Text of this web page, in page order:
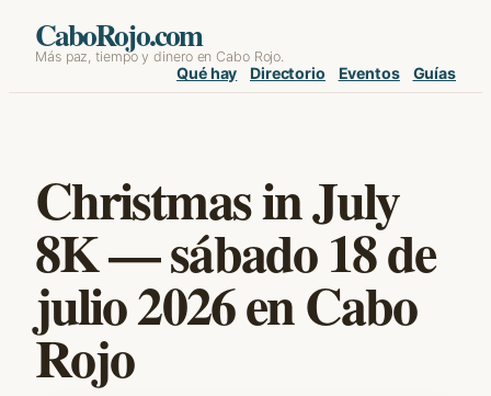
Skip
CaboRojo.com
Más paz, tiempo y dinero en Cabo Rojo.
Qué hay Directorio Eventos Guías
Christmas in July
8K — sábado 18 de
julio 2026 en Cabo
Rojo